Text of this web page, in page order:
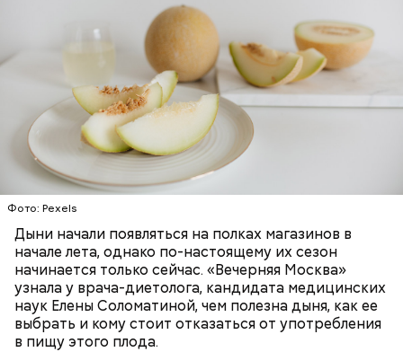
Фото: Pexels
Дыни начали появляться на полках магазинов в
начале лета, однако по-настоящему их сезон
начинается только сейчас. «Вечерняя Москва»
узнала у врача-диетолога, кандидата медицинских
наук Елены Соломатиной, чем полезна дыня, как ее
выбрать и кому стоит отказаться от употребления
в пищу этого плода.
Дыня содержит много структурированной
жидкости, поэтому организму не нужно тратить
много энергии, чтобы ее усвоить, рассказала
доктор. Кроме того, этот плод богат витаминами и
минералами. Так, в дыне содержатся:
бета-каротин (провитамин А) — отвечает за
поддержание иммунитета, зрения и
необходим для обновления кожи. Дыня
«делает пилинг изнутри», обновляет
слизистые оболочки органов. А еще именно
бета-каротин обеспечивает дыне желтый
лютеин и зеаксантин — эти каротиноиды
отлично поддерживают наше зрение;
калий — оказывает мочегонное действие,
поддерживает сердечно-сосудистую
систему и предотвращает скачки давления;
магний — помогает калию и не дает сосудам
спазмироваться.
ЗДОРОВЬЕ
ПРАВИЛЬНОЕ ПИТАНИЕ
ОВОЩИ
ЛЕТО ФРУКТЫ